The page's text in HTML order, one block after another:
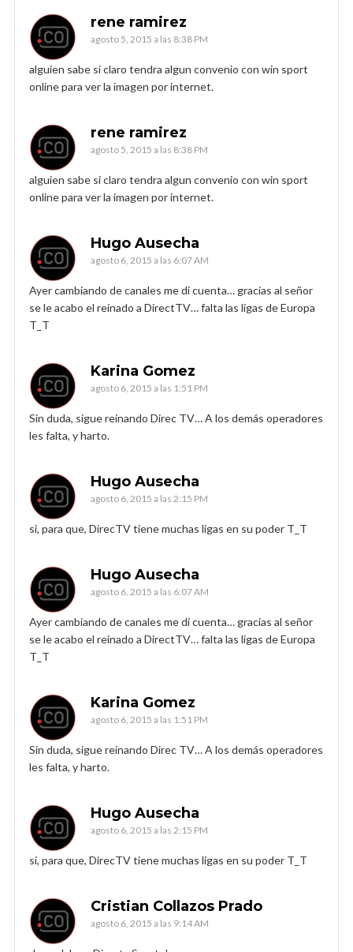
rene ramirez
agosto 5, 2015 a las 8:38 PM
alguien sabe si claro tendra algun convenio con win sport
online para ver la imagen por internet.
rene ramirez
agosto 5, 2015 a las 8:38 PM
alguien sabe si claro tendra algun convenio con win sport
online para ver la imagen por internet.
Hugo Ausecha
agosto 6, 2015 a las 6:07 AM
Ayer cambiando de canales me di cuenta… gracias al señor
se le acabo el reinado a DirectTV… falta las ligas de Europa
T_T
Karina Gomez
agosto 6, 2015 a las 1:51 PM
Sin duda, sigue reinando Direc TV… A los demás operadores
les falta, y harto.
Hugo Ausecha
agosto 6, 2015 a las 2:15 PM
si, para que, DirecTV tiene muchas ligas en su poder T_T
Hugo Ausecha
agosto 6, 2015 a las 6:07 AM
Ayer cambiando de canales me di cuenta… gracias al señor
se le acabo el reinado a DirectTV… falta las ligas de Europa
T_T
Karina Gomez
agosto 6, 2015 a las 1:51 PM
Sin duda, sigue reinando Direc TV… A los demás operadores
les falta, y harto.
Hugo Ausecha
agosto 6, 2015 a las 2:15 PM
si, para que, DirecTV tiene muchas ligas en su poder T_T
Cristian Collazos Prado
agosto 6, 2015 a las 9:14 AM